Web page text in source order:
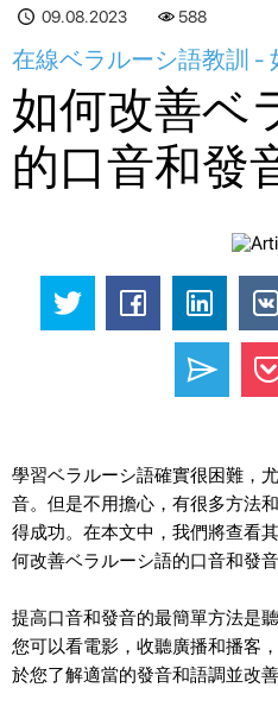
09.08.2023 588
在線ベラルーシ語教訓 -
如何改善ベ
的口音和發
學習ベラルーシ語確實很困難，
音。但是不用擔心，有很多方法
得成功。在本文中，我們將查看
何改善ベラルーシ語的口音和發
提高口音和發音的最簡單方法是
您可以看電影，收聽廣播和播客
於您了解適當的發音和語調並改善